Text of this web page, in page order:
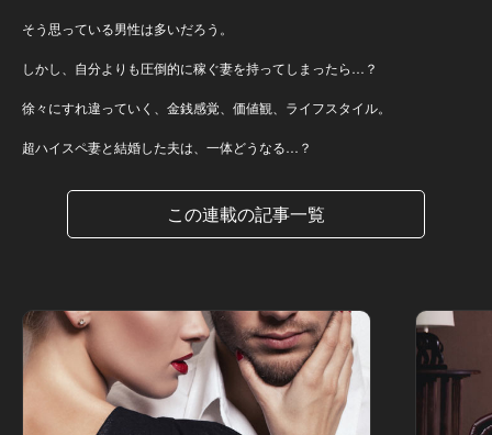
そう思っている男性は多いだろう。
しかし、自分よりも圧倒的に稼ぐ妻を持ってしまったら…？
徐々にすれ違っていく、金銭感覚、価値観、ライフスタイル。
超ハイスペ妻と結婚した夫は、一体どうなる…？
この連載の記事一覧